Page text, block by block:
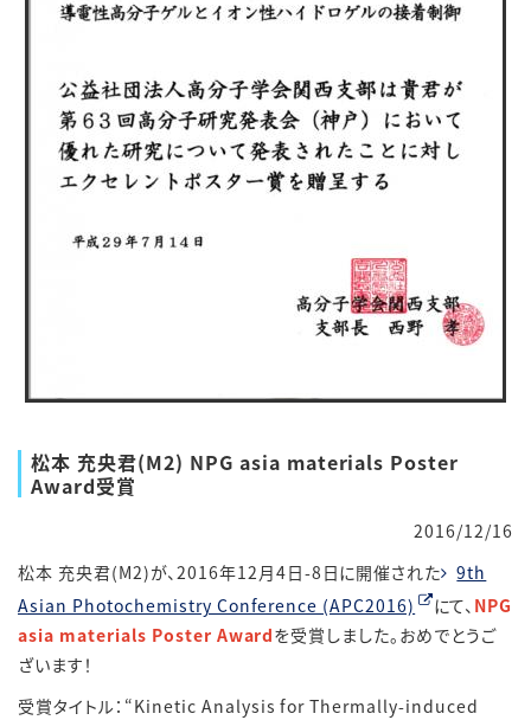
松本 充央君(M2) NPG asia materials Poster
Award受賞
2016/12/16
松本 充央君(M2)が、2016年12月4日-8日に開催された
9th
Asian Photochemistry Conference (APC2016)
にて、 NPG
asia materials Poster Awardを受賞しました。おめでとうご
ざいます！
受賞タイトル：“Kinetic Analysis for Thermally-induced